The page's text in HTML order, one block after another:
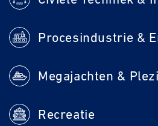
Procesindustrie &
Megajachten &
Recreatie